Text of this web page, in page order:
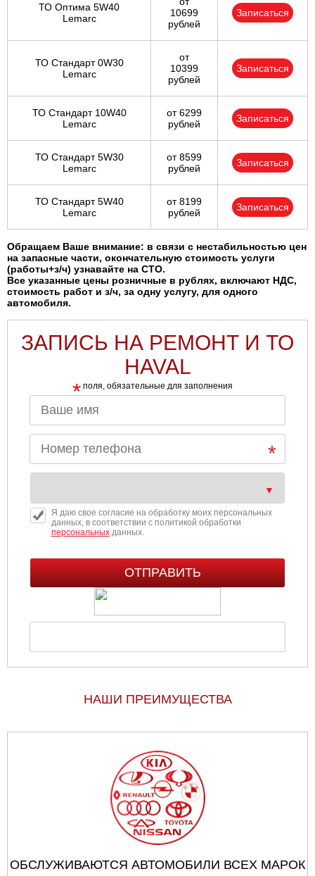
ТО Оптима 5W40
Lemarc
10699
рублей
Записаться
ТО Стандарт 0W30
Lemarc
от
10399
рублей
Записаться
ТО Стандарт 10W40
Lemarc
от 6299
рублей
Записаться
ТО Стандарт 5W30
Lemarc
от 8599
рублей
Записаться
ТО Стандарт 5W40
Lemarc
от 8199
рублей
Записаться
Обращаем Ваше внимание: в связи с нестабильностью цен
на запасные части, окончательную стоимость услуги
(работы+з/ч) узнавайте на СТО.
Все указанные цены розничные в рублях, включают НДС,
стоимость работ и з/ч, за одну услугу, для одного
автомобиля.
ЗАПИСЬ НА РЕМОНТ И ТО
HAVAL
* поля, обязательные для заполнения
Я даю свое согласие на обработку моих персональных
данных, в соответствии с политикой обработки
персональныхданных.
НАШИ ПРЕИМУЩЕСТВА
ОБСЛУЖИВАЮТСЯ АВТОМОБИЛИ ВСЕХ МАРОК